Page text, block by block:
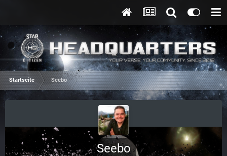
Startseite Seebo
Seebo